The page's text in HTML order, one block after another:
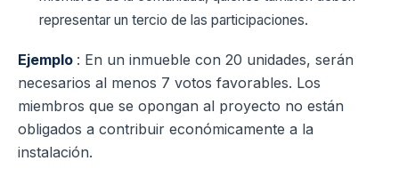
representar un tercio de las participaciones.
Ejemplo : En un inmueble con 20 unidades, serán
necesarios al menos 7 votos favorables. Los
miembros que se opongan al proyecto no están
obligados a contribuir económicamente a la
instalación.